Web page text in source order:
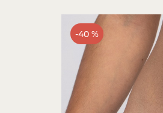
-40 %